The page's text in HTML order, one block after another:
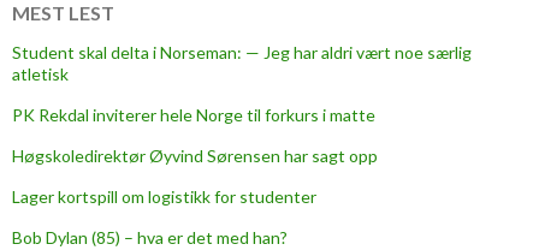
MEST LEST
Student skal delta i Norseman: — Jeg har aldri vært noe særlig
atletisk
PK Rekdal inviterer hele Norge til forkurs i matte
Høgskoledirektør Øyvind Sørensen har sagt opp
Lager kortspill om logistikk for studenter
Bob Dylan (85) – hva er det med han?